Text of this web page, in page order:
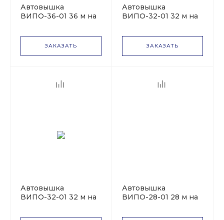
Автовышка
ВИПО-36-01 36 м на
ЗАКАЗАТЬ
Автовышка
ВИПО-32-01 32 м на
NEXT
ЗАКАЗАТЬ
Автовышка
ВИПО-32-01 32 м на
Автовышка
ВИПО-28-01 28 м на
(УРАЛ-4320 NEXT)